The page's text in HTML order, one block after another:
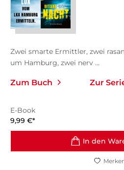
Zwei smarte Ermittler, zwei
um Hamburg, zwei nerv ...
Zum Buch Zur
E-Book
9,99 €*
In den